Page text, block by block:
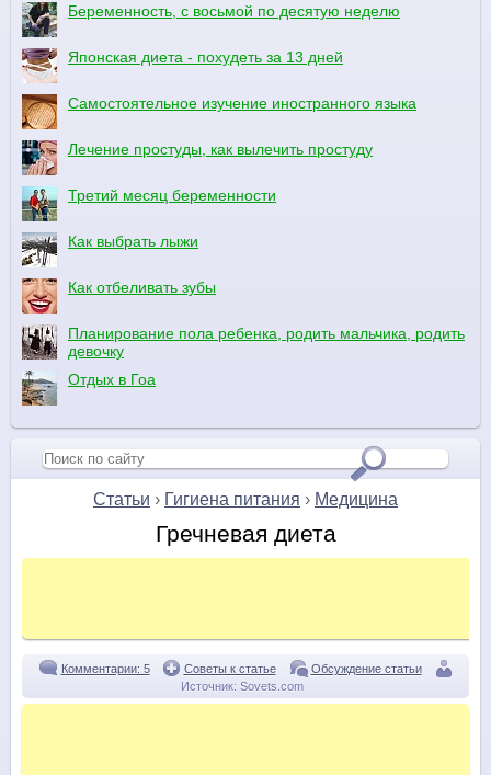
Беременность, с восьмой по десятую неделю
Японская диета - похудеть за 13 дней
Самостоятельное изучение иностранного языка
Лечение простуды, как вылечить простуду
Третий месяц беременности
Как выбрать лыжи
Как отбеливать зубы
Планирование пола ребенка, родить мальчика, родить
девочку
Отдых в Гоа
Статьи › Гигиена питания › Медицина
Гречневая диета
Комментарии: 5 Советы к статье
Обсуждение статьи
Источник: Sovets.com